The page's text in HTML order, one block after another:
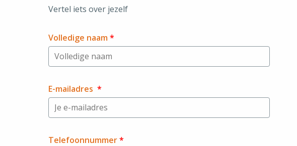
Vertel iets over jezelf
Volledige naam*
E-mailadres *
Telefoonnummer*